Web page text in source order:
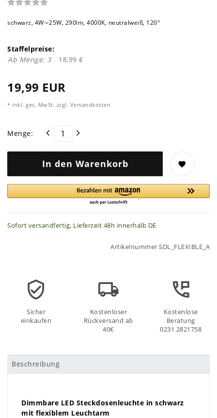
schwarz, 4W∼25W, 290lm, 4000K, neutralweiß, 120°
Staffelpreise:
Ab Menge: 3
18,99 €
19,99 EUR
* inkl. ges. MwSt. zzgl. Versandkosten
Menge:
In den Warenkorb
Sofort versandfertig, Lieferzeit 48h innerhalb DE
Artikelnummer SDL_FLEXIBLE_A
Sicher
einkaufen
Kostenloser
Rückversand ab
40€
Kostenlose
Beratung
0231 2821758
Beschreibung
Dimmbare LED Steckdosenleuchte in schwarz
mit flexiblem Leuchtarm